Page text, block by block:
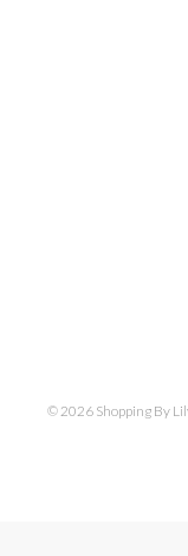
© 2026 Shopping By